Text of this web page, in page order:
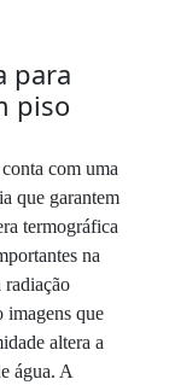
para
piso
com uma
que garantem
termográfica
na
radiação
imagens que
altera a
água. A